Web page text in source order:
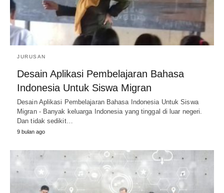
JURUSAN
Desain Aplikasi Pembelajaran Bahasa
Indonesia Untuk Siswa Migran
Desain Aplikasi Pembelajaran Bahasa Indonesia Untuk Siswa
Migran - Banyak keluarga Indonesia yang tinggal di luar negeri.
Dan tidak sedikit…
9 bulan ago